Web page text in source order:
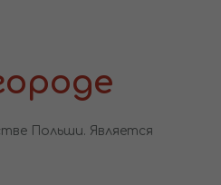
Польши. Является